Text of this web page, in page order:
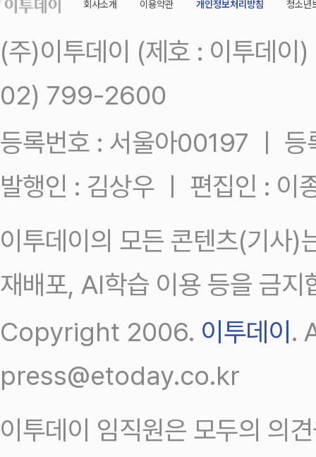
회사소개 이용약관 개인정보처리방침 청소년
(주)이투데이 (제호 : 이투데
02) 799-2600
등록번호 : 서울아00197 ㅣ
발행인 : 김상우 ㅣ 편집인 : 이
이투데이의 모든 콘텐츠(기사)
재배포, AI학습 이용 등을 금지
Copyright 2006. 이투데이 .
press@etoday.co.kr
이투데이 임직원은 모두의 의